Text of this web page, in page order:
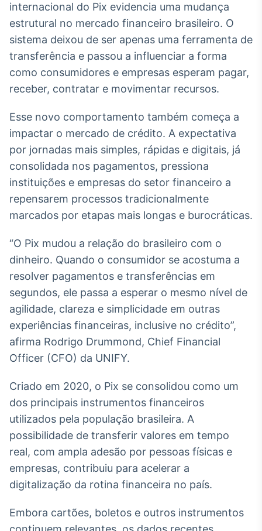
Curadoria
Curadoria de
conteúdos
Soluções de
Tecnologia
Radar
Monitoramento
inteligente de
notícias e
conteúdos
Broadcast
Fundos
A melhor
analisar fundos
de investimento
no Brasil
IA
Em breve
Em breve
Gestão de
Investimentos
Em breve
internacional do Pix evidencia uma mudança
estrutural no mercado financeiro brasileiro. O
sistema deixou de ser apenas uma ferramenta de
transferência e passou a influenciar a forma
como consumidores e empresas esperam pagar,
receber, contratar e movimentar recursos.
Esse novo comportamento também começa a
impactar o mercado de crédito. A expectativa
por jornadas mais simples, rápidas e digitais, já
consolidada nos pagamentos, pressiona
instituições e empresas do setor financeiro a
repensarem processos tradicionalmente
marcados por etapas mais longas e burocráticas.
“O Pix mudou a relação do brasileiro com o
dinheiro. Quando o consumidor se acostuma a
resolver pagamentos e transferências em
segundos, ele passa a esperar o mesmo nível de
agilidade, clareza e simplicidade em outras
experiências financeiras, inclusive no crédito”,
afirma Rodrigo Drummond, Chief Financial
Officer (CFO) da UNIFY.
Criado em 2020, o Pix se consolidou como um
dos principais instrumentos financeiros
utilizados pela população brasileira. A
possibilidade de transferir valores em tempo
real, com ampla adesão por pessoas físicas e
empresas, contribuiu para acelerar a
digitalização da rotina financeira no país.
Embora cartões, boletos e outros instrumentos